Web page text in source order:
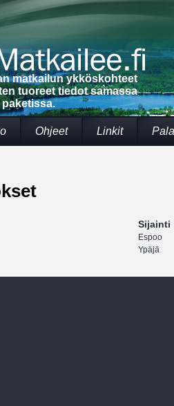
matkailun ykköskohteet
tuoreet tiedot samassa
paketissa.
Ohjeet Linkit
Sijainti
Espoo
Ypäjä